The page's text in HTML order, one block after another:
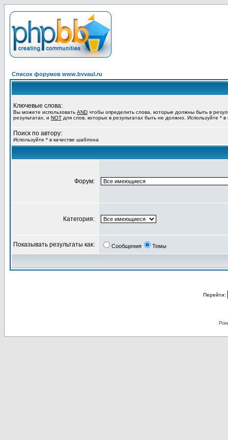
Список форумов www.bvvaul.ru
Ключевые слова:
Вы можете использовать AND чтобы определить слова, которые должны быть в
результатах, и NOT для слов, которых в результатах быть не должно. Используйте *
Поиск по автору:
Используйте * в качестве шаблона
Форум:
Категория:
Показывать результаты как: Сообщения Темы
Перейти: